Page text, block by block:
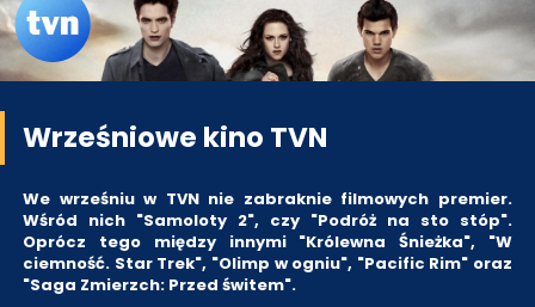
Wrześniowe kino TVN
We wrześniu w TVN nie zabraknie filmowych premier.
Wśród nich "Samoloty 2", czy "Podróż na sto stóp".
Oprócz tego między innymi "Królewna Śnieżka", "W
ciemność. Star Trek", "Olimp w ogniu", "Pacific Rim" oraz
"Saga Zmierzch: Przed świtem".